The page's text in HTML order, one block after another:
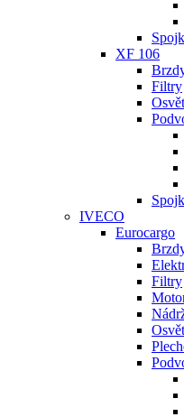
XF 106
Filtry
IVECO
Eurocargo
Filtry